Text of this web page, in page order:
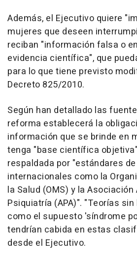
Además, el Ejecutivo quiere
mujeres que deseen
reciban "información falsa o
evidencia científica", que
para lo que tiene previsto
Decreto 825/2010.
Según han detallado las
reforma establecerá la
información que se brinde en
tenga "base científica
respaldada por "estándares
internacionales como la
la Salud (OMS) y la
Psiquiatría (APA)". "Teorías
como el supuesto 'síndrome
tendrían cabida en estas
desde el Ejecutivo.